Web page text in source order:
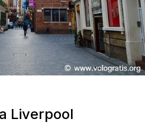
Liverpool